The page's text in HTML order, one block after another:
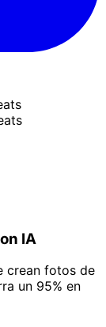
IA
crean fotos de
un 95% en